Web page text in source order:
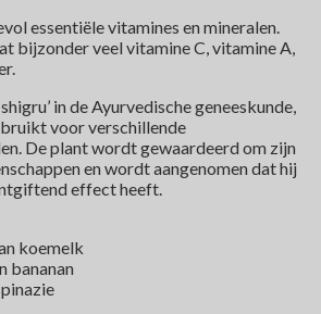
essentiële vitamines en mineralen.
bijzonder veel vitamine C, vitamine A,
in de Ayurvedische geneeskunde,
voor verschillende
De plant wordt gewaardeerd om zijn
en wordt aangenomen dat hij
effect heeft.
koemelk
bananan